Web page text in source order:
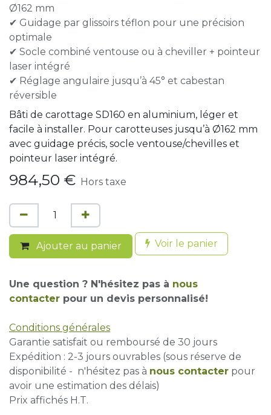
Ø162 mm
✔ Guidage par glissoirs téflon pour une précision
optimale
✔ Socle combiné ventouse ou à cheviller + pointeur
laser intégré
✔ Réglage angulaire jusqu’à 45° et cabestan
réversible
Bâti de carottage SD160 en aluminium, léger et
facile à installer. Pour carotteuses jusqu’à Ø162 mm
avec guidage précis, socle ventouse/chevilles et
pointeur laser intégré.
984,50 € Hors taxe
Ajouter au panier Voir le panier
Une question ? N'hésitez pas à nous
contacter pour un devis personnalisé!
Conditions générales
Garantie satisfait ou remboursé de 30 jours
Expédition : 2-3 jours ouvrables (sous réserve de
disponibilité - n'hésitez pas à nous contacter pour
avoir une estimation des délais)
Prix affichés H.T.